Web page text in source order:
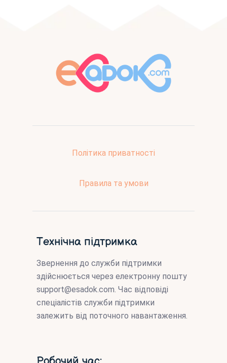
Політика приватності
Правила та умови
Технічна підтримка
Звернення до служби підтримки
здійснюється через електронну пошту
support@esadok.com. Час відповіді
спеціалістів служби підтримки
залежить від поточного навантаження.